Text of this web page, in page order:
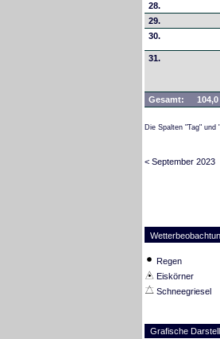
28.
29.
30.
31.
Gesamt: 104,0
Die Spalten "Tag"
< September 2023
Regen
Eiskörner
Schneegriesel
Grafische